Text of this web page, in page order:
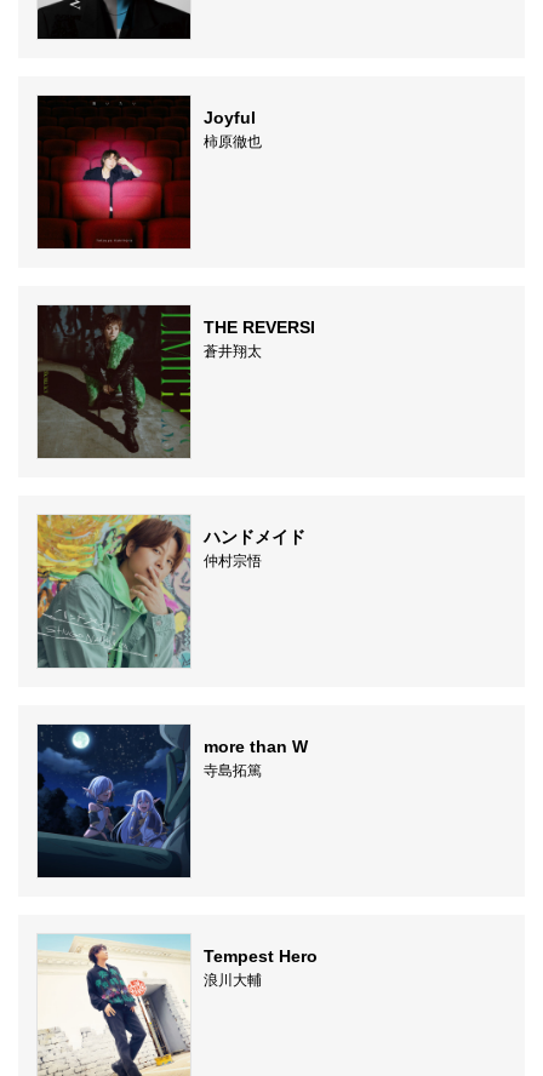
Joyful
柿原徹也
THE REVERSI
蒼井翔太
ハンドメイド
仲村宗悟
more than W
寺島拓篤
Tempest Hero
浪川大輔